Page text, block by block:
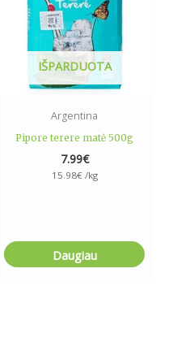
IŠPARDUOTA
Argentina
Pipore terere matė 500g
7.99€
15.98€/kg
Daugiau